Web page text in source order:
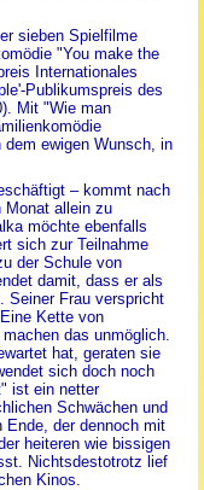
sieben Spielfilme
"You make the
Internationales
Publikumspreis des
Mit "Wie man
ewigen Wunsch, in
– kommt nach
Monat allein zu
möchte ebenfalls
sich zur Teilnahme
der Schule von
damit, dass er als
Seiner Frau verspricht
Kette von
das unmöglich.
hat, geraten sie
sich doch noch
ist ein netter
Schwächen und
Ende, der dennoch mit
heiteren wie bissigen
Nichtsdestotrotz lief
Kinos.